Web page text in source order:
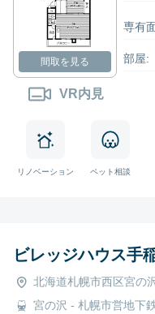
間取を見る
VR内見
専有
部屋:
リノベーション ペット相談
ビレッジハウス手
北海道札幌市西区宮の
宮の沢 - 札幌市営地下